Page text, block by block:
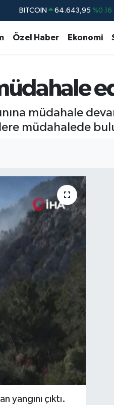
BITCOIN 64.643,95 %0.16
GRAM ALTIN 6513.94 %0.32
Özel Haber Ekonomi
müdahale
müdahalede
yangını çıktı.